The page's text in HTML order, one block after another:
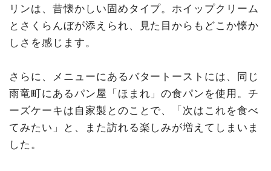
リンは、昔懐かしい固めタイプ。ホイップクリーム
とさくらんぼが添えられ、見た目からもどこか懐か
しさを感じます。
さらに、メニューにあるバタートーストには、同じ
雨竜町にあるパン屋「ほまれ」の食パンを使用。チ
ーズケーキは自家製とのことで、「次はこれを食べ
てみたい」と、また訪れる楽しみが増えてしまいま
した。